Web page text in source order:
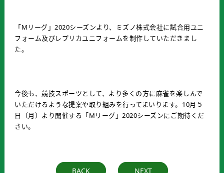
「Mリーグ」2020シーズンより、ミズノ株式会社に試合用ユニ
フォーム及びレプリカユニフォームを制作していただきまし
た。
今後も、競技スポーツとして、より多くの方に麻雀を楽しんで
いただけるような提案や取り組みを行ってまいります。10月５
日（月）より開催する「Mリーグ」2020シーズンにご期待くだ
さい。
BACK NEXT